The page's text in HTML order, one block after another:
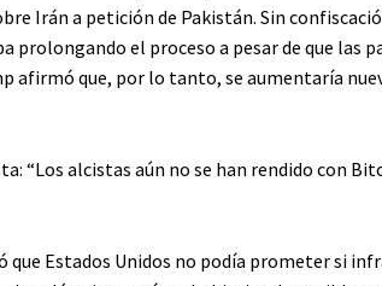
Irán a petición de Pakistán. Sin
prolongando el proceso a pesar de que las
afirmó que, por lo tanto, se aumentaría
“Los alcistas aún no se han rendido con
que Estados Unidos no podía prometer si